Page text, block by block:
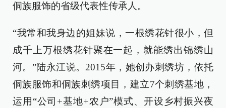
侗族服饰的省级代表性传承人。
“我常和我身边的姐妹说，一根绣花针很小，但
成千上万根绣花针聚在一起，就能绣出锦绣山
河。”陆永江说。2015年，她创办刺绣坊，依托
侗族服饰和侗族刺绣项目，建立7个刺绣基地，
运用“公司+基地+农户”模式、开设乡村振兴夜